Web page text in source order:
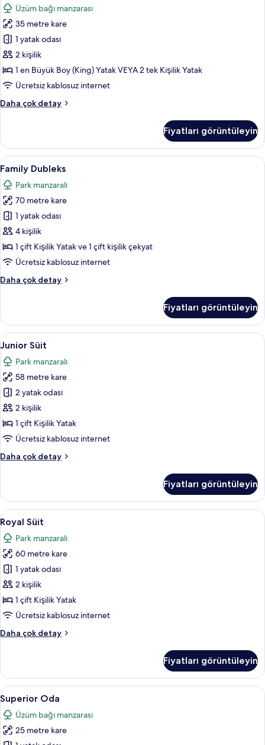
Büyük
Yataklı
Oda
için
tüm
fotoğrafları
Üzüm bağı manzarası
35 metre kare
1 yatak odası
2 kişilik
1 en Büyük Boy (King) Yatak VEYA 2 tek Kişilik Yatak
Ücretsiz kablosuz internet
Daha çok detay
Executive
Oda
hakkında
daha
detay
Fiyatları görüntüleyin
Family
Dubleks
için
tüm
fotoğrafları
görün
Family Dubleks | Kaliteli yatak
4
Family Dubleks
Park manzaralı
70 metre kare
1 yatak odası
4 kişilik
1 çift Kişilik Yatak ve 1 çift kişilik çekyat
Ücretsiz kablosuz internet
Daha çok detay
Family
fazla
detay
Fiyatları görüntüleyin
Junior
Süit
için
tüm
fotoğrafları
görün
Junior Süit | Kaliteli yatak takımı,
4
Junior Süit
Park manzaralı
58 metre kare
2 yatak odası
2 kişilik
1 çift Kişilik Yatak
Ücretsiz kablosuz internet
Daha çok detay
Junior
fazla
detay
Fiyatları görüntüleyin
Royal
Süit
için
tüm
fotoğrafları
görün
Royal Süit | Kaliteli yatak takımı,
4
Royal Süit
Park manzaralı
60 metre kare
1 yatak odası
2 kişilik
1 çift Kişilik Yatak
Ücretsiz kablosuz internet
Daha çok detay
Royal
fazla
detay
Fiyatları görüntüleyin
Superior
Oda
için
tüm
Superior Oda | Kaliteli yatak takımı,
2
Superior Oda
Üzüm bağı manzarası
25 metre kare